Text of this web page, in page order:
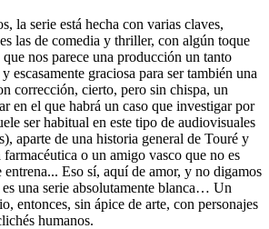
la serie está hecha con varias claves,
las de comedia y thriller, con algún toque
nos parece una producción un tanto
escasamente graciosa para ser también una
corrección, cierto, pero sin chispa, un
en el que habrá un caso que investigar por
ser habitual en este tipo de audiovisuales
aparte de una historia general de Touré y
o un amigo vasco que no es
entrena... Eso sí, aquí de amor, y no digamos
es una serie absolutamente blanca… Un
entonces, sin ápice de arte, con personajes
humanos.